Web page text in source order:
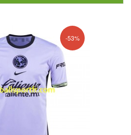
-53%